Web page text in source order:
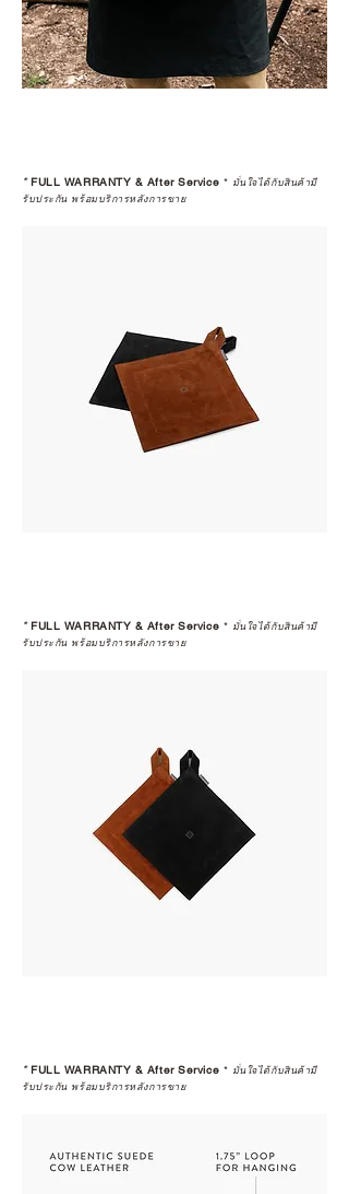
*FULL WARRANTY & After Service * มั่นใจได้กับสินค้ามี
รับประกัน พร้อมบริการหลังการขาย
*FULL WARRANTY & After Service * มั่นใจได้กับสินค้ามี
รับประกัน พร้อมบริการหลังการขาย
*FULL WARRANTY & After Service * มั่นใจได้กับสินค้ามี
รับประกัน พร้อมบริการหลังการขาย